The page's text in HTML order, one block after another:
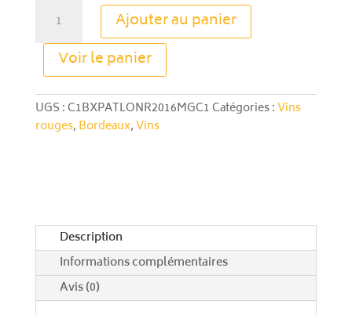
Les
Tourelles
de
Longueville
Magnum
2017
Ajouter au panier
Voir le panier
A
l
e
e
:
UGS :C1BXPATLONR2016MGC1Catégories :Vins
rouges, Bordeaux,Vins
Description
Informations complémentaires
Avis (0)